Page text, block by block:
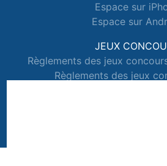
Espace sur
Espace sur
JEUX
Règlements des jeux
Règlements des jeux